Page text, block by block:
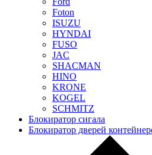
Foton
ISUZU
HYNDAI
FUSO
JAC
SHACMAN
HINO
KRONE
KOGEL
SCHMITZ
Блокиратор сигала
Блокиратор дверей